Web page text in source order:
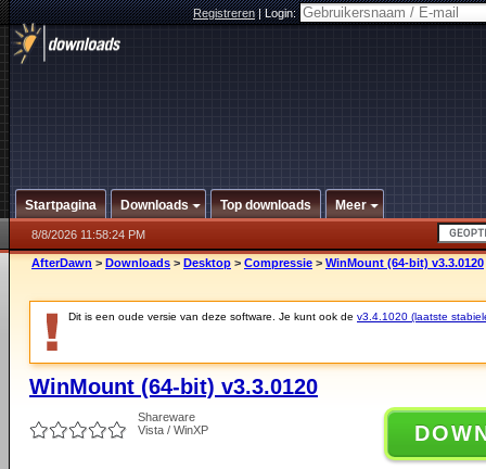
Registreren|Login:
Startpagina Downloads Top downloads Meer
8/8/2026 11:58:24 PM
AfterDawn > Downloads > Desktop > Compressie > WinMount (64-bit) v3.3.0120
Dit is een oude versie van deze software. Je kunt ook de v3.4.1020 (laatste
WinMount (64-bit) v3.3.0120
Shareware
Vista / WinXP